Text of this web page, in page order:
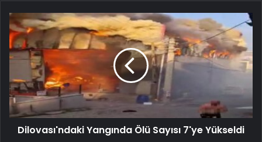
Dilovası'ndaki Yangında Ölü Sayısı 7'ye Yükseldi